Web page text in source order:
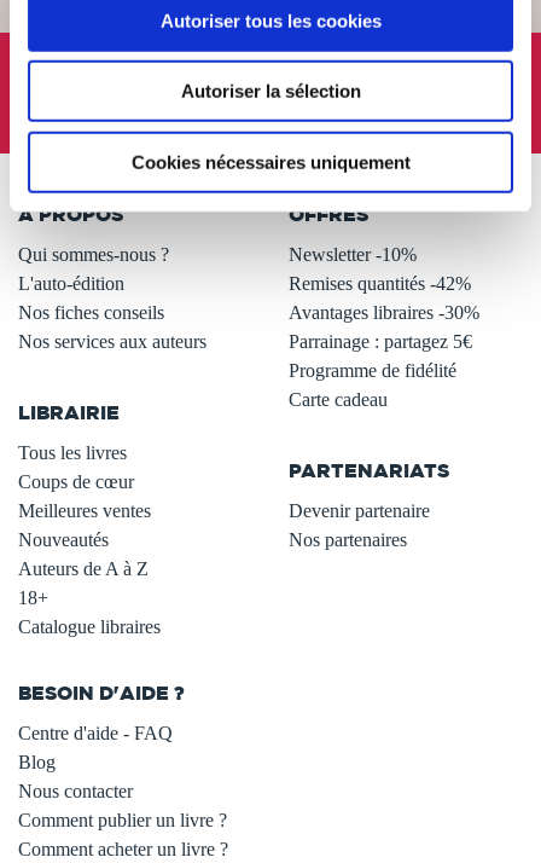
Autoriser tous les cookies
Autoriser la sélection
Cookies nécessaires uniquement
SUIVEZ-NOUS
À PROPOS
Qui sommes-nous ?
L'auto-édition
Nos fiches conseils
Nos services aux auteurs
LIBRAIRIE
Tous les livres
Coups de cœur
Meilleures ventes
Nouveautés
Auteurs de A à Z
18+
Catalogue libraires
OFFRES
Newsletter -10%
Remises quantités -42%
Avantages libraires -30%
Parrainage : partagez 5€
Programme de fidélité
Carte cadeau
PARTENARIATS
Devenir partenaire
Nos partenaires
BESOIN D'AIDE ?
Centre d'aide - FAQ
Blog
Nous contacter
Comment publier un livre ?
Comment acheter un livre ?